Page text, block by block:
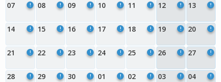
07 ! 08 ! 09 ! 10 ! 11 ! 12 ! 13 !
14 ! 15 ! 16 ! 17 ! 18 ! 19 ! 20 !
21 ! 22 ! 23 ! 24 ! 25 ! 26 ! 27 !
28 ! 29 ! 30 ! 01 ! 02 ! 03 ! 04 !